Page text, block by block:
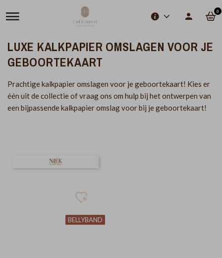
0
LUXE KALKPAPIER OMSLAGEN VOOR JE
GEBOORTEKAART
Prachtige kalkpapier omslagen voor je geboortekaart! Kies er
één uit de collectie of vraag ons om hulp bij het ontwerpen van
een bijpassende kalkpapier omslag voor bij je geboortekaart!
BELLYBAND